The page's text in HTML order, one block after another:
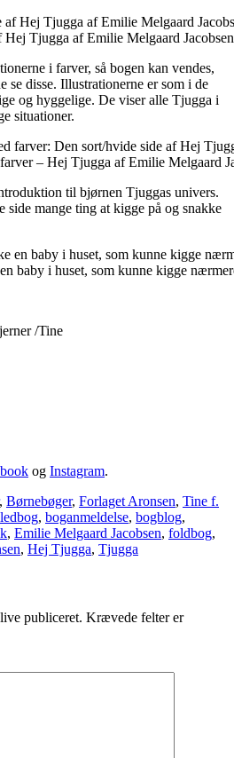
Hej Tjugga af Emilie Melgaard
i farver, så bogen kan vendes,
se disse. Illustrationerne er som i de
og hyggelige. De viser alle Tjugga i
situationer.
– Hej Tjugga af Emilie Melgaard
til bjørnen Tjuggas univers.
side mange ting at kigge på og snakke
baby i huset, som kunne kigge
og Instagram.
, Børnebøger, Forlaget Aronsen, Tine f.
, boganmeldelse, bogblog,
, Emilie Melgaard Jacobsen, foldbog,
, Hej Tjugga, Tjugga
publiceret. Krævede felter er